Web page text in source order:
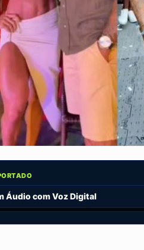
Áudio com Voz Digital